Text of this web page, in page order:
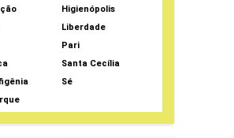
Higienópolis
Liberdade
Pari
Santa Cecília
Sé